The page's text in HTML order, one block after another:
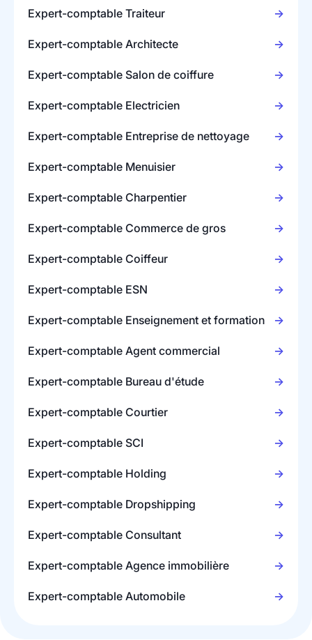
Expert-comptable Traiteur
Expert-comptable Architecte
Expert-comptable Salon de coiffure
Expert-comptable Electricien
Expert-comptable Entreprise de nettoyage
Expert-comptable Menuisier
Expert-comptable Charpentier
Expert-comptable Commerce de gros
Expert-comptable Coiffeur
Expert-comptable ESN
Expert-comptable Enseignement et formation
Expert-comptable Agent commercial
Expert-comptable Bureau d'étude
Expert-comptable Courtier
Expert-comptable SCI
Expert-comptable Holding
Expert-comptable Dropshipping
Expert-comptable Consultant
Expert-comptable Agence immobilière
Expert-comptable Automobile